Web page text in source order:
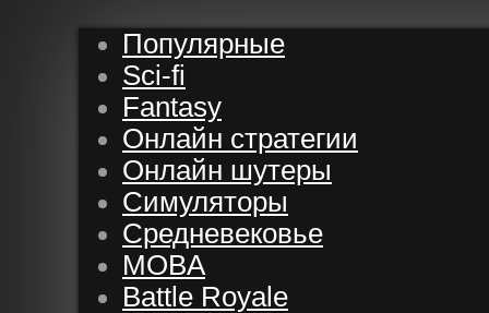
Популярные
Sci-fi
Fantasy
Онлайн стратегии
Онлайн шутеры
Симуляторы
Средневековье
MOBA
Battle Royale